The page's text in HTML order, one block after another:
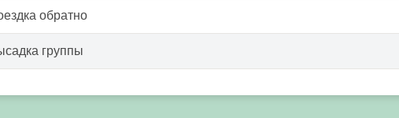
обратно
группы